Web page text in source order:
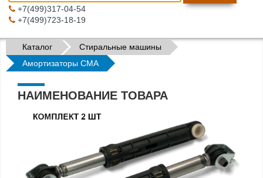
+7(499)317-04-54
+7(499)723-18-19
Каталог
Стиральные машины
Амортизаторы СМА
НАИМЕНОВАНИЕ ТОВАРА